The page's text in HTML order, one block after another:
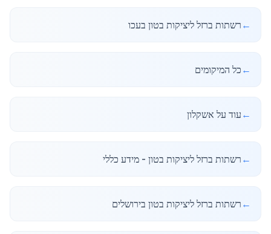
← רשתות ברזל ליציקות בטון בעכו
← כל המיקומים
← עוד על אשקלון
← רשתות ברזל ליציקות בטון - מידע כללי
← רשתות ברזל ליציקות בטון בירושלים